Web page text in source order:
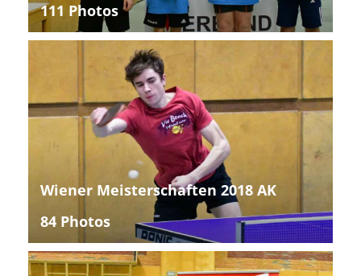
111 Photos
Wiener Meisterschaften 2018 AK
84 Photos